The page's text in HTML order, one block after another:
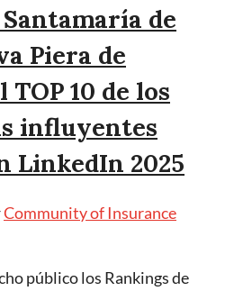
de
Piera de
10 de los
influyentes
LinkedIn 2025
Community of Insurance
público los Rankings de